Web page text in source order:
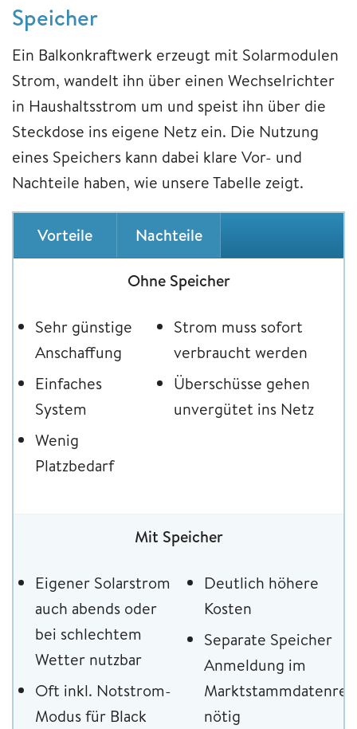
Speicher
Ein Balkonkraftwerk erzeugt mit Solarmodulen
Strom, wandelt ihn über einen Wechselrichter
in Haushaltsstrom um und speist ihn über die
Steckdose ins eigene Netz ein. Die Nutzung
eines Speichers kann dabei klare Vor- und
Nachteile haben, wie unsere Tabelle zeigt.
Vorteile Nachteile
Ohne Speicher
Sehr günstige
Anschaffung
Einfaches
System
Wenig
Platzbedarf
Strom muss sofort
verbraucht werden
Überschüsse gehen
unvergütet ins Netz
Mit Speicher
Eigener Solarstrom
auch abends oder
bei schlechtem
Wetter nutzbar
Oft inkl. Notstrom-
Modus für Black
Deutlich höhere
Kosten
Separate Speicher
Anmeldung im
nötig